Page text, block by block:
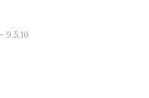
- 9.5.10